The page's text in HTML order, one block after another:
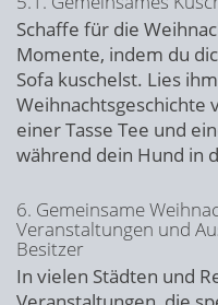
Schaffe für die
Momente, indem du
Sofa kuschelst. Lies
Weihnachtsgeschichte
einer Tasse Tee und
während dein Hund in
6. Gemeinsame
Veranstaltungen und
Besitzer
In vielen Städten und